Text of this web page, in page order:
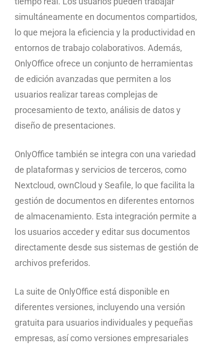
simultáneamente en documentos compartidos,
lo que mejora la eficiencia y la productividad en
entornos de trabajo colaborativos. Además,
OnlyOffice ofrece un conjunto de herramientas
de edición avanzadas que permiten a los
usuarios realizar tareas complejas de
procesamiento de texto, análisis de datos y
diseño de presentaciones.
OnlyOffice también se integra con una variedad
de plataformas y servicios de terceros, como
Nextcloud, ownCloud y Seafile, lo que facilita la
gestión de documentos en diferentes entornos
de almacenamiento. Esta integración permite a
los usuarios acceder y editar sus documentos
directamente desde sus sistemas de gestión de
archivos preferidos.
La suite de OnlyOffice está disponible en
diferentes versiones, incluyendo una versión
gratuita para usuarios individuales y pequeñas
empresas, así como versiones empresariales